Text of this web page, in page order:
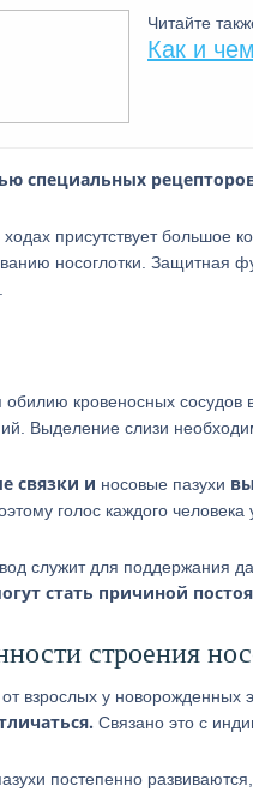
Читайте
Как и
специальных
присутствует большое
носоглотки. Защитная
обилию кровеносных сосудов
Выделение слизи
связки и носовые пазухи
голос каждого человека
служит для поддержания
стать причиной
строения
взрослых у
Связано это с
постепенно